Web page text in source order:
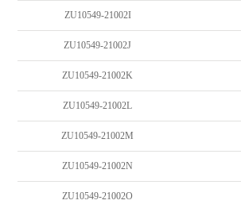
ZU10549-21002I
ZU10549-21002J
ZU10549-21002K
ZU10549-21002L
ZU10549-21002M
ZU10549-21002N
ZU10549-21002O